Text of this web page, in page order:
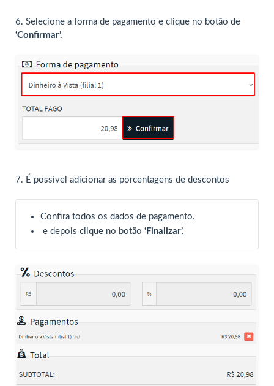
6. Selecione a forma de pagamento e clique no botão de
‘Confirmar’.
7. É possível adicionar as porcentagens de descontos
Confira todos os dados de pagamento.
e depois clique no botão ‘Finalizar’.